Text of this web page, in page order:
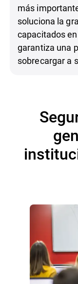
más
soluciona la
capacitados
garantiza una
sobrecargar a